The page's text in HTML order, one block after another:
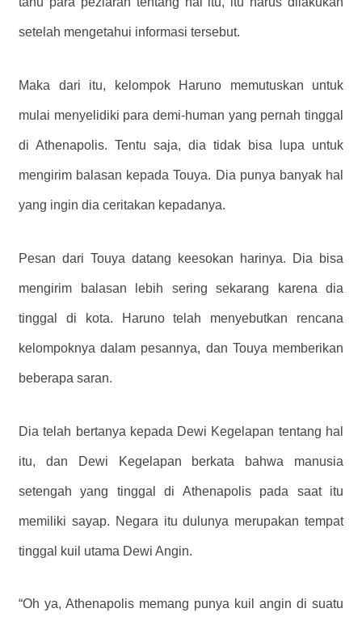
setelah mengetahui informasi tersebut.
Maka dari itu, kelompok Haruno memutuskan untuk
mulai menyelidiki para demi-human yang pernah tinggal
di Athenapolis. Tentu saja, dia tidak bisa lupa untuk
mengirim balasan kepada Touya. Dia punya banyak hal
yang ingin dia ceritakan kepadanya.
Pesan dari Touya datang keesokan harinya. Dia bisa
mengirim balasan lebih sering sekarang karena dia
tinggal di kota. Haruno telah menyebutkan rencana
kelompoknya dalam pesannya, dan Touya memberikan
beberapa saran.
Dia telah bertanya kepada Dewi Kegelapan tentang hal
itu, dan Dewi Kegelapan berkata bahwa manusia
setengah yang tinggal di Athenapolis pada saat itu
memiliki sayap. Negara itu dulunya merupakan tempat
tinggal kuil utama Dewi Angin.
“Oh ya, Athenapolis memang punya kuil angin di suatu